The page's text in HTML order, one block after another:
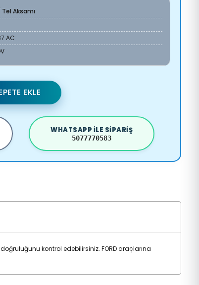
Aksamı
AC
EKLE
WHATSAPP ILE SIPARIŞ
5077770583
kontrol edebilirsiniz. FORD araçlarına